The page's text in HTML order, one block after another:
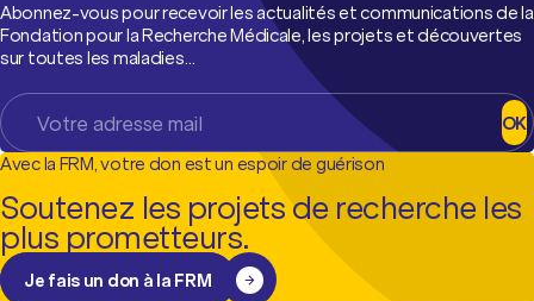
Abonnez-vous pour recevoir les actualités et communications de la
Fondation pour la Recherche Médicale, les projets et découvertes
sur toutes les maladies…
OK
Avec la FRM, votre don est un espoir de guérison
Soutenez les projets de recherche les
plus prometteurs.
Je fais un don à la FRM